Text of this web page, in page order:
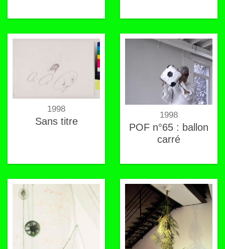
1998
Sans titre
1998
POF n°65 : ballon
carré